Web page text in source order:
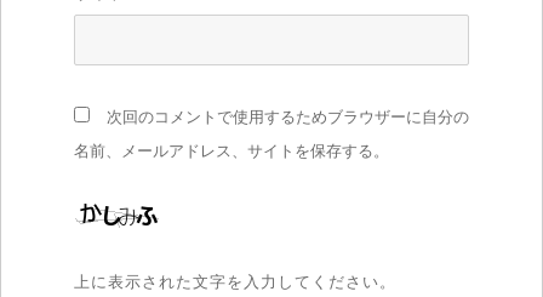
次回のコメントで使用するためブラウザーに自分の
名前、メールアドレス、サイトを保存する。
上に表示された文字を入力してください。